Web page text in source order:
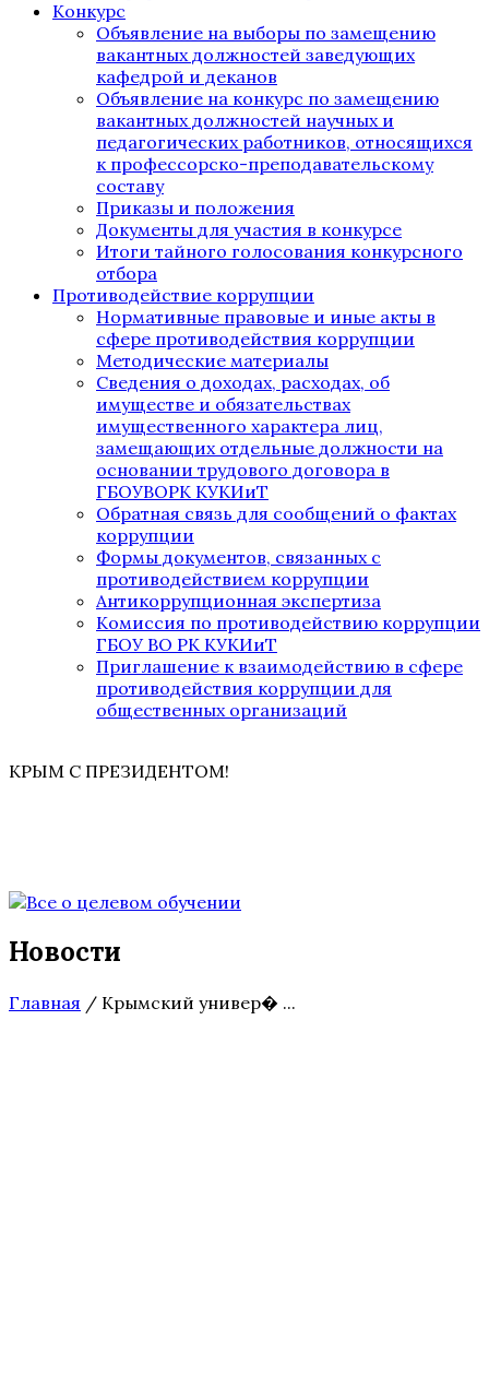
Конкурс
Объявление на выборы по замещению
вакантных должностей заведующих
кафедрой и деканов
Объявление на конкурс по замещению
вакантных должностей научных и
педагогических работников, относящихся
к профессорско-преподавательскому
составу
Приказы и положения
Документы для участия в конкурсе
Итоги тайного голосования конкурсного
отбора
Противодействие коррупции
Нормативные правовые и иные акты в
сфере противодействия коррупции
Методические материалы
Сведения о доходах, расходах, об
имуществе и обязательствах
имущественного характера лиц,
замещающих отдельные должности на
основании трудового договора в
ГБОУВОРК КУКИиТ
Обратная связь для сообщений о фактах
коррупции
Формы документов, связанных с
противодействием коррупции
Антикоррупционная экспертиза
Комиссия по противодействию коррупции
ГБОУ ВО РК КУКИиТ
Приглашение к взаимодействию в сфере
противодействия коррупции для
общественных организаций
КРЫМ С ПРЕЗИДЕНТОМ!
Новости
Главная / Крымский универ� ...